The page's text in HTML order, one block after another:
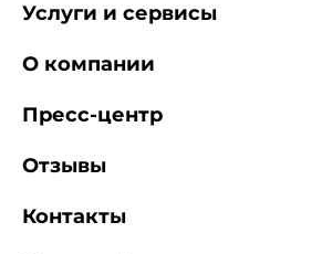
Услуги и сервисы
О компании
Пресс-центр
Отзывы
Контакты